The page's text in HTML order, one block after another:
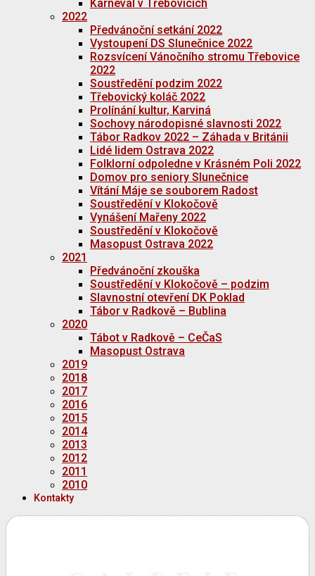
Karneval v Třebovicích
2022
Předvánoční setkání 2022
Vystoupení DS Slunečnice 2022
Rozsvícení Vánočního stromu Třebovice
2022
Soustředění podzim 2022
Třebovický koláč 2022
Prolínání kultur, Karviná
Sochovy národopisné slavnosti 2022
Tábor Radkov 2022 – Záhada v Británii
Lidé lidem Ostrava 2022
Folklorní odpoledne v Krásném Poli 2022
Domov pro seniory Slunečnice
Vítání Máje se souborem Radost
Soustředění v Klokočově
Vynášení Mařeny 2022
Soustředění v Klokočově
Masopust Ostrava 2022
2021
Předvánoční zkouška
Soustředění v Klokočově – podzim
Slavnostní otevření DK Poklad
Tábor v Radkově – Bublina
2020
Tábot v Radkově – CeČaS
Masopust Ostrava
2019
2018
2017
2016
2015
2014
2013
2012
2011
2010
Kontakty